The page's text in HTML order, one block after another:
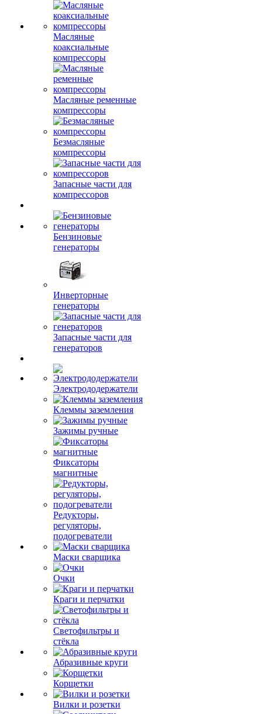
Масляные
коаксиальные
компрессоры
Масляные ременные
компрессоры
Безмасляные
компрессоры
Запасные части для
компрессоров
Бензиновые
генераторы
Инверторные
генераторы
Запасные части для
генераторов
Электрододержатели
Клеммы заземления
Зажимы ручные
Фиксаторы
магнитные
Редукторы,
регуляторы,
подогреватели
Маски сварщика
Очки
Краги и перчатки
Светофильтры и
стёкла
Абразивные круги
Корщетки
Вилки и розетки